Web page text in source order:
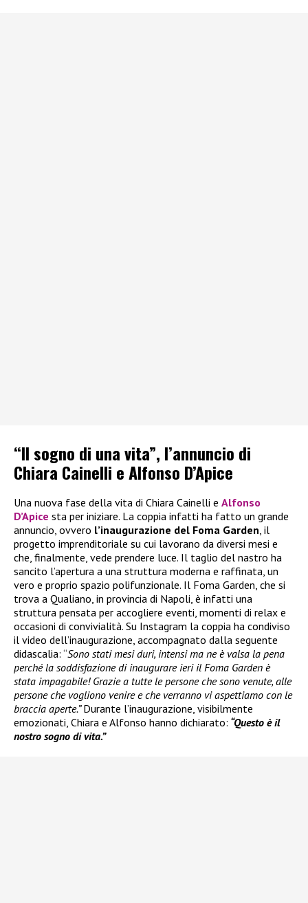
“Il sogno di una vita”, l’annuncio di
Chiara Cainelli e Alfonso D’Apice
Una nuova fase della vita di Chiara Cainelli e Alfonso
D’Apice sta per iniziare. La coppia infatti ha fatto un grande
annuncio, ovvero l’inaugurazione del Foma Garden , il
progetto imprenditoriale su cui lavorano da diversi mesi e
che, finalmente, vede prendere luce. Il taglio del nastro ha
sancito l’apertura a una struttura moderna e raffinata, un
vero e proprio spazio polifunzionale. Il Foma Garden, che si
trova a Qualiano, in provincia di Napoli, è infatti una
struttura pensata per accogliere eventi, momenti di relax e
occasioni di convivialità. Su Instagram la coppia ha condiviso
il video dell’inaugurazione, accompagnato dalla seguente
didascalia: “Sono stati mesi duri, intensi ma ne è valsa la pena
perché la soddisfazione di inaugurare ieri il Foma Garden è
stata impagabile! Grazie a tutte le persone che sono venute, alle
persone che vogliono venire e che verranno vi aspettiamo con le
braccia aperte.”Durante l’inaugurazione, visibilmente
emozionati, Chiara e Alfonso hanno dichiarato: “Questo è il
nostro sogno di vita.”